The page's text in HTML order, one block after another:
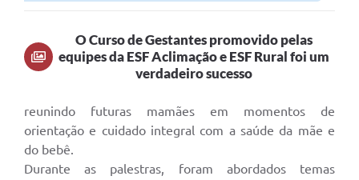
Galeria de Vídeos
O Curso de Gestantes promovido pelas
equipes da ESF Aclimação e ESF Rural foi um
verdadeiro sucesso
reunindo futuras mamães em momentos de
orientação e cuidado integral com a saúde da mãe e
do bebê.
Durante as palestras, foram abordados temas